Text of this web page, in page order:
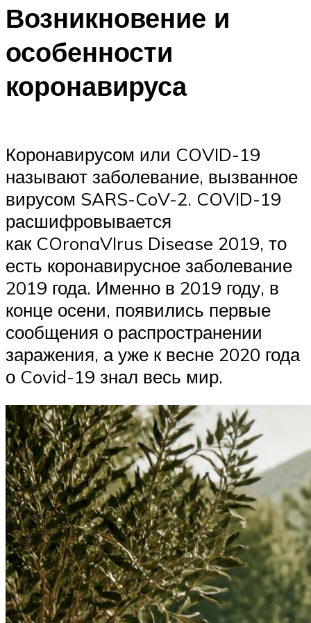
Возникновение и
особенности
коронавируса
Коронавирусом или COVID-19
называют заболевание, вызванное
вирусом SARS-CoV-2. COVID-19
расшифровывается
как COronaVIrus Disease 2019, то
есть коронавирусное заболевание
2019 года. Именно в 2019 году, в
конце осени, появились первые
сообщения о распространении
заражения, а уже к весне 2020 года
о Covid-19 знал весь мир.